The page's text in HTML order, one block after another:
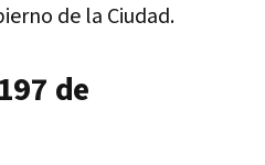
de la Ciudad.
de